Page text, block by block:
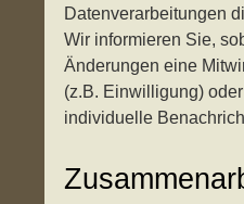
Datenverarbeitungen
Wir informieren Sie,
Änderungen eine
(z.B. Einwilligung)
individuelle